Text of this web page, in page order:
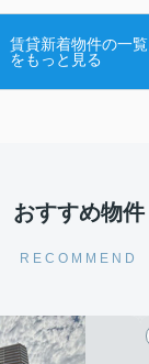
賃貸新着物件の一覧
をもっと見る
おすすめ物件
RECOMMEND